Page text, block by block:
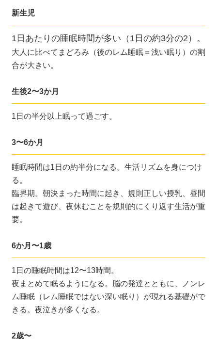
新生児
1日あたりの睡眠時間が多い（1日の約3分の2）。
大人に比べてまどろみ（後のレム睡眠＝浅い眠り）の割
合が大きい。
生後2〜3か月
1日の半分以上眠って過ごす。
3〜6か月
睡眠時間は1日の約半分になる。生活リズムを身につけ
る。
臨界期。朝決まった時間に起き、規則正しい授乳、昼間
は起きて遊び、夜休むことを規則的にくり返す生活が重
要。
6か月〜1歳
1日の睡眠時間は12〜13時間。
夜まとめて眠るようになる。脳の発達とともに、ノンレ
ム睡眠（レム睡眠ではない深い眠り）が現れる基礎がで
きる。夜泣きが多くなる。
2歳〜